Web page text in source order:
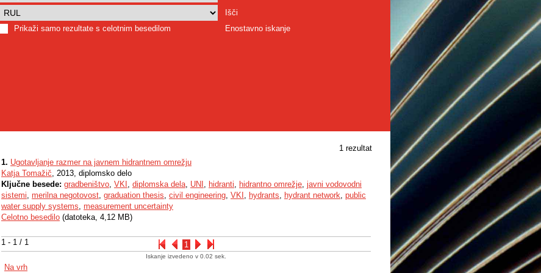
Išči
Prikaži samo rezultate s celotnim besedilom
Enostavno iskanje
1 rezultat
1 - 1 / 1 1
1. Ugotavljanje razmer na javnem hidrantnem omrežju
Katja Tomažič, 2013, diplomsko delo
Ključne besede: gradbeništvo, VKI , diplomska dela, UNI , hidranti, hidrantno omrežje, javni vodovodni
sistemi, merilna negotovost, graduation thesis, civil engineering, VKI , hydrants, hydrant network, public
water supply systems, measurement uncertainty
Celotno besedilo (datoteka, 4,12 MB)
Iskanje izvedeno v 0.02 sek.
Na vrh